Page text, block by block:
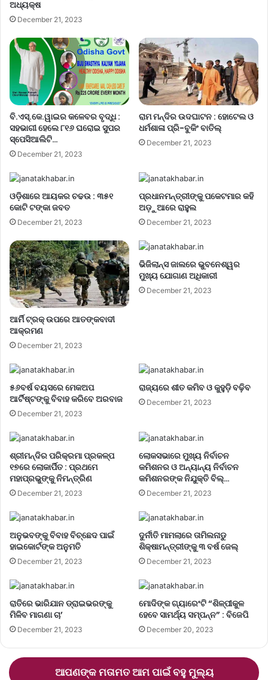
ଅଧ୍ୟକ୍ଷ
December 21, 2023
ବି.ଏସ୍.କେ.ୱାଇର କଳେବର ବୃଦ୍ଧି :
ସହଭାଗୀ ହେଲେ ୮୧୬ ଘରୋଇ ସୁପର
ସ୍ପେସିଆଲିଟି…
December 21, 2023
ରାମ ମନ୍ଦିର ଉଦଘାଟନ : ହୋଟେଲ ଓ
ଧର୍ମଶାଳା ପ୍ରି-ବୁକିଂ ବାତିଲ୍
December 21, 2023
ଓଡ଼ିଶାରେ ଆୟକର ଚଢଉ : ୩୫୧
କୋଟି ଟଙ୍କା ଜବତ
December 21, 2023
ପ୍ରଧାନମନ୍ତ୍ରୀଙ୍କୁ ପକେଟମାର କହି
ଅଡ଼ୁଆରେ ରାହୁଲ
December 21, 2023
ଆର୍ମି ଟ୍ରକ୍ ଉପରେ ଆତଙ୍କବାଦୀ
ଆକ୍ରମଣ
December 21, 2023
ଭିଜିଲାନ୍ସ ଜାଲରେ ଭୁବନେଶ୍ୱର
ମୁଖ୍ୟ ଯୋଗାଣ ଅଧିକାରୀ
December 21, 2023
୫୬ବର୍ଷ ବୟସରେ ମେକଅପ
ଆର୍ଟିଷ୍ଟଙ୍କୁ ବିବାହ କରିବେ ଅରବାଜ
December 21, 2023
ରାଜ୍ୟରେ ଶୀତ କମିବ ଓ କୁହୁଡ଼ି ବଢ଼ିବ
December 21, 2023
ଶ୍ରୀମନ୍ଦିର ପରିକ୍ରମା ପ୍ରକଳ୍ପ
୧୭ରେ ଲୋକାର୍ପିତ : ପ୍ରଥମେ
ମହାପ୍ରଭୁଙ୍କୁ ନିମନ୍ତ୍ରିଣ
December 21, 2023
ଲୋକସଭାରେ ମୁଖ୍ୟ ନିର୍ବାଚନ
କମିଶନର ଓ ଅନ୍ୟାନ୍ୟ ନିର୍ବାଚନ
କମିଶନରଙ୍କ ନିଯୁକ୍ତି ବିଲ୍…
December 21, 2023
ଅନୁଭବଙ୍କୁ ବିବାହ ବିଚ୍ଛେଦ ପାଇଁ
ହାଇକୋର୍ଟଙ୍କ ଅନୁମତି
December 21, 2023
ଦୁର୍ନୀତି ମାମଲାରେ ତାମିଲନାଡୁ
ଶିକ୍ଷାମନ୍ତ୍ରୀଙ୍କୁ ୩ ବର୍ଷ ଜେଲ୍‌
December 21, 2023
ରାତିରେ ଭାରିଯାନ ଡ୍ରାଇଭରଙ୍କୁ
ମିଳିବ ମାଗଣା ଚା’
December 21, 2023
ମୋଦିଙ୍କ ଗ୍ୟାରେଂଟି “ଶିଳ୍ପୀକୁଳ
ହେବେ ସାମର୍ଥ୍ୟ ସମ୍ପନ୍ନ” : ବିଜେପି
December 20, 2023
ଆପଣଙ୍କ ମତାମତ ଆମ ପାଇଁ ବହୁ ମୁଲ୍ୟ